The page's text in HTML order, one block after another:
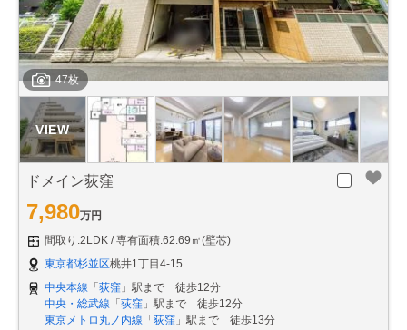
47枚
ドメイン荻窪
7,980万円
間取り:2LDK
専有面積:62.69㎡(壁芯)
東京都杉並区桃井1丁目4-15
中央本線 「 荻窪 」駅まで 徒歩12分
中央・総武線 「 荻窪 」駅まで 徒歩12分
東京メトロ丸ノ内線 「 荻窪 」駅まで 徒歩13分